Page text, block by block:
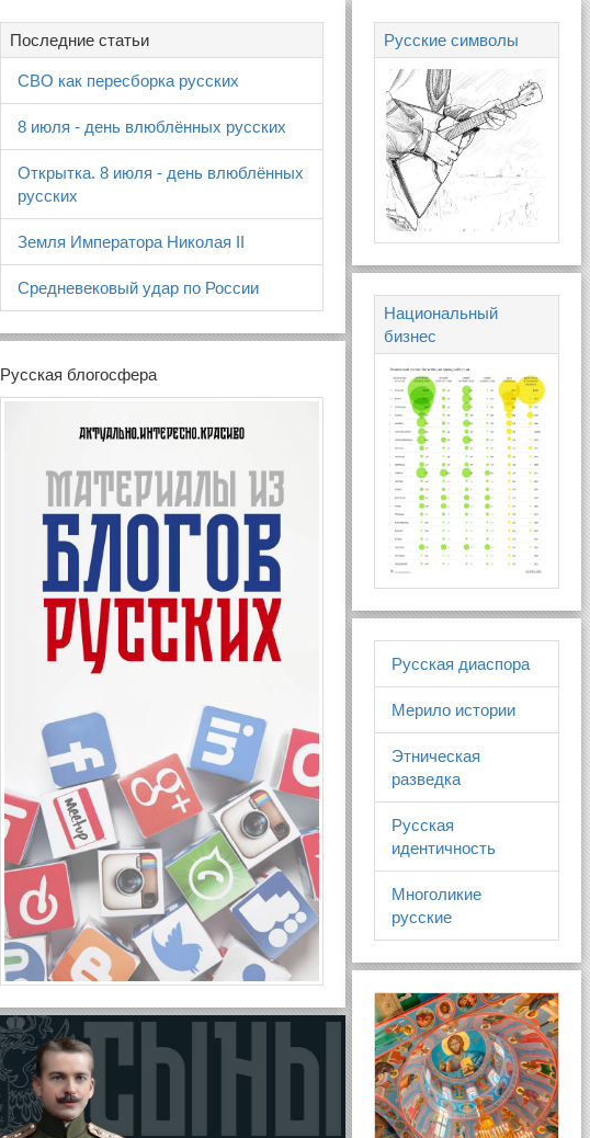
Последние статьи
СВО как пересборка русских
8 июля - день влюблённых русских
Открытка. 8 июля - день влюблённых
русских
Земля Императора Николая II
Средневековый удар по России
Русская блогосфера
Русские символы
Национальный
бизнес
Русская диаспора
Мерило истории
Этническая
разведка
Русская
идентичность
Многоликие
русские